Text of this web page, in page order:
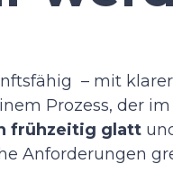
– mit
Prozess, der
frühzeitig glatt
Anforderungen